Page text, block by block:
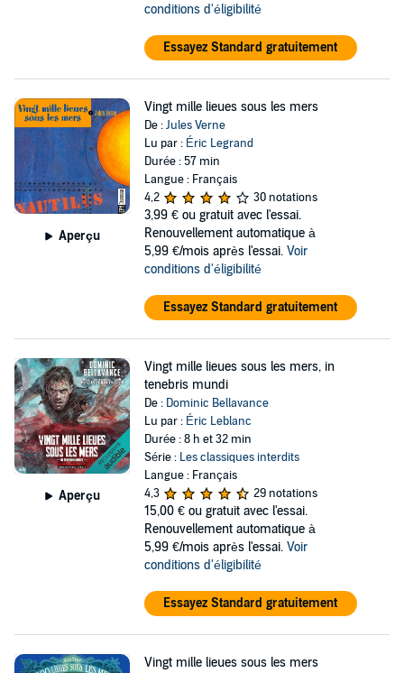
conditions d'éligibilité
Essayez Standard gratuitement
Aperçu
Vingt mille lieues sous les mers
De :Jules Verne
Lu par : Éric Legrand
Durée : 57 min
Langue : Français
4,2
30 notations
3,99 € ou gratuit avec l'essai.
Renouvellement automatique à
5,99 €/mois après l'essai. Voir
conditions d'éligibilité
Essayez Standard gratuitement
Aperçu
Vingt mille lieues sous les mers, in
tenebris mundi
De : Dominic Bellavance
Lu par : Éric Leblanc
Durée : 8 h et 32 min
Série : Les classiques interdits
Langue : Français
4,3
29 notations
15,00 € ou gratuit avec l'essai.
Renouvellement automatique à
5,99 €/mois après l'essai. Voir
conditions d'éligibilité
Essayez Standard gratuitement
Vingt mille lieues sous les mers